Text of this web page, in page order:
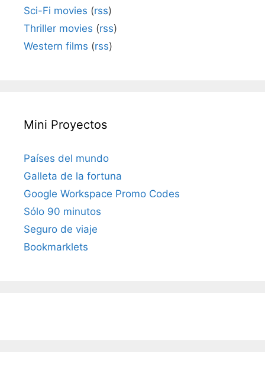
Sci-Fi movies (rss)
Thriller movies (rss)
Western films (rss)
Mini Proyectos
Países del mundo
Galleta de la fortuna
Google Workspace Promo Codes
Sólo 90 minutos
Seguro de viaje
Bookmarklets